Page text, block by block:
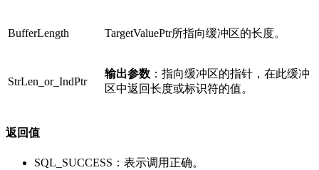
BufferLength TargetValuePtr所指向缓冲区的长度。
StrLen_or_IndPtr
输出参数 ：指向缓冲区的指针，在此缓冲
区中返回长度或标识符的值。
返回值
SQL_SUCCESS：表示调用正确。